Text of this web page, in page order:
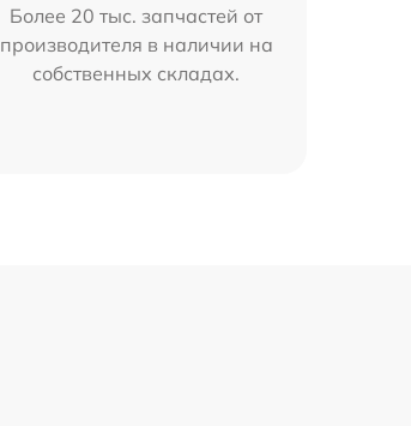
Более 20 тыс. запчастей от
производителя в наличии на
собственных складах.